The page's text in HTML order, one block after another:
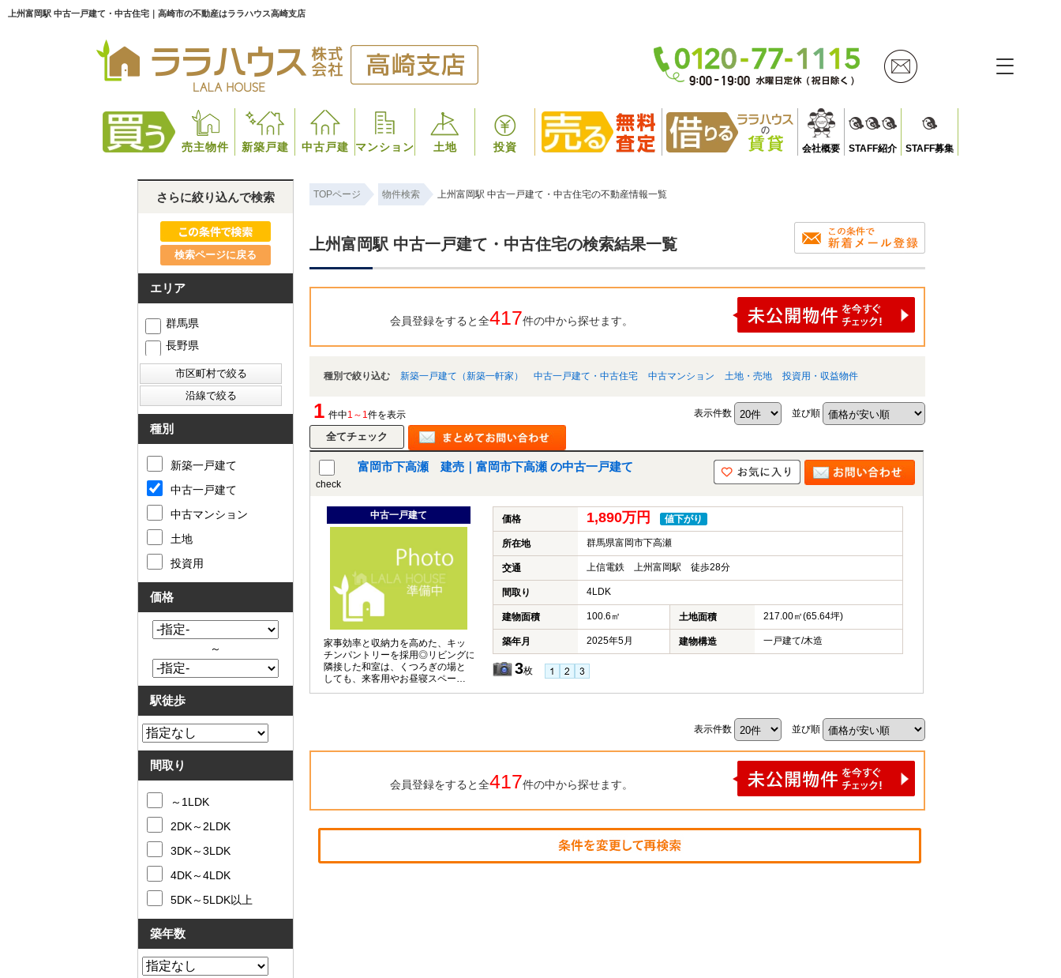
上州富岡駅 中古一戸建て・中古住宅｜高崎市の不動産はララハウス高崎支店
売主物件 新築戸建 中古戸建 マンション 土地 投資 会社概要 STAFF紹介 STAFF募集
TOPページ 物件検索 上州富岡駅 中古一戸建て・中古住宅の不動産情報一覧
上州富岡駅 中古一戸建て・中古住宅の検索結果一覧
会員登録をすると全417件の中から探せます。
種別で絞り込む 新築一戸建て（新築一軒家） 中古一戸建て・中古住宅 中古マンション 土地・売地 投資用・収益物件
1 件中1～1件を表示 表示件数 並び順
check
富岡市下高瀬 建売｜富岡市下高瀬 の中古一戸建て
中古一戸建て
家事効率と収納力を高めた、キッ
チンパントリーを採用◎リビングに
隣接した和室は、くつろぎの場と
しても、来客用やお昼寝スペース
にも便利☆2階にセカンド洗面台あ
価格 1,890万円 値下がり
所在地 群馬県富岡市下高瀬
交通 上信電鉄 上州富岡駅 徒歩28分
間取り 4LDK
建物面積 100.6㎡ 土地面積 217.00㎡(65.64坪)
築年月 2025年5月 建物構造 一戸建て/木造
3枚
表示件数 並び順
会員登録をすると全417件の中から探せます。
さらに絞り込んで検索
検索ページに戻る
エリア
群馬県
長野県
種別
新築一戸建て
中古一戸建て
中古マンション
土地
投資用
価格
～
駅徒歩
間取り
～1LDK
2DK～2LDK
3DK～3LDK
4DK～4LDK
5DK～5LDK以上
築年数